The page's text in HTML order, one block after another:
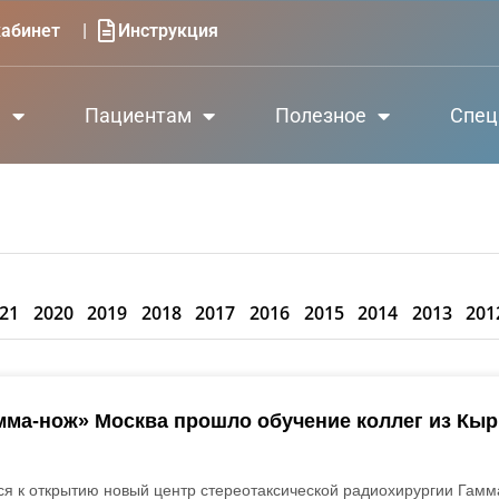
| Инструкция
Пациентам Полезное
2020 2019 2018 2017 2016 2015 2014 2013
нож» Москва прошло обучение коллег из
к открытию новый центр стереотаксической радиохирургии